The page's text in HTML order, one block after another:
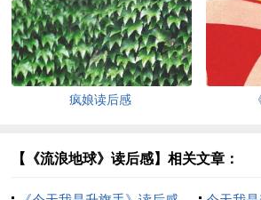
疯娘读后感
【《流浪地球》读后感】相关文章：